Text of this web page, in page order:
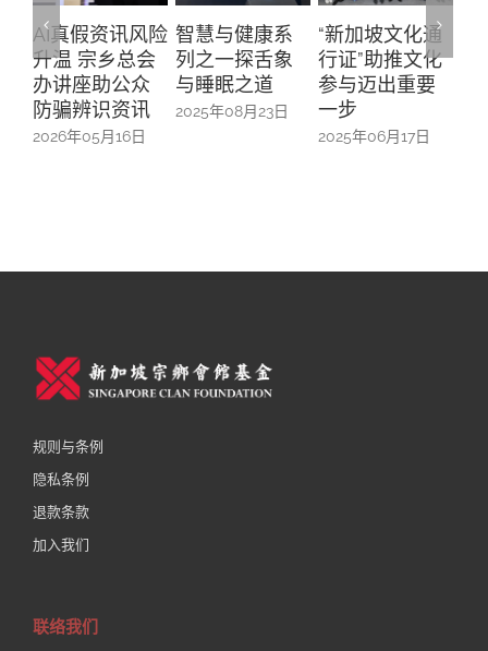
智慧与健康系
列之一探舌象
与睡眠之道
2025年08月23日
“新加坡文化通
行证”助推文化
参与迈出重要
一步
与华社联络组
主席徐芳达部
长的午餐交流
会
2025年06月13日
规则与条例
隐私条例
退款条款
加入我们
联络我们